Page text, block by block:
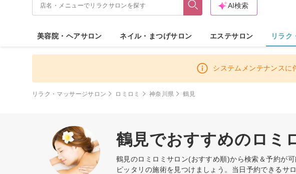
AI検索
美容院・ヘアサロン ネイル・まつげサロン エステサロン リラク
システムメンテナンス
リラク・マッサージサロン ロミロミ 神奈川県 鶴見
鶴見でおすすめのロミ
鶴見のロミロミ サロン(おすすめ順)から検索＆予約が
ピッタリの施術を見つけましょう。当日予約できるサ